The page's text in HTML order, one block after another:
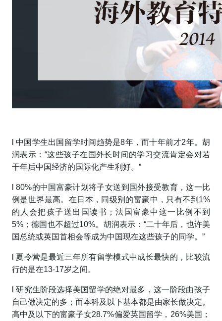
l中国学生出国留学时间趋势是8年，而十年前才2年。胡
润表示：“这些孩子在国外长时间的学习交流肯定会对若
干年后中国经济的国际化产生利好。”
l80%的中国富豪计划将子女送到国外接受教育，这一比
例是世界最高。在日本，同级别的富豪中，只有不到1%
的人会把孩子送出国读书；法国富豪中这一比例不到
5%；德国也不超过10%。胡润表示：“二十年后，也许美
国总统或英国首相会等成为中国现在这些孩子的同学。”
夏令营是最近三年所有留学模式中成长最快的，比较流
行的是在13-17岁之间。
l研究生阶段选择美国留学的绝对最多，这一阶段由孩子
自己做决定的多；而本科及以下基本都是由家长做决定。
高中及以下的富豪子女28.7%偏爱英国留学，26%美国；